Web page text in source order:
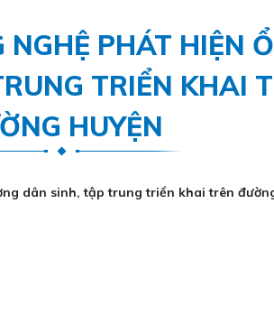
PHÁT HIỆN
TRIỂN KHAI
HUYỆN
dân sinh, tập trung triển khai trên